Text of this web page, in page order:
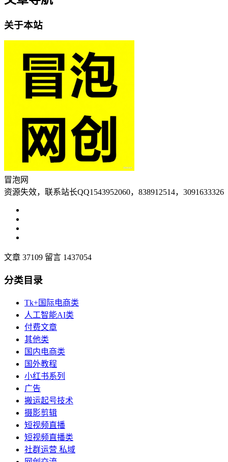
关于本站
冒泡网
资源失效，联系站长QQ1543952060，838912514，3091633326
文章 37109 留言 1437054
分类目录
Tk+国际电商类
人工智能AI类
付费文章
其他类
国内电商类
国外教程
小红书系列
广告
搬运起号技术
摄影剪辑
短视频直播
短视频直播类
社群运营 私域